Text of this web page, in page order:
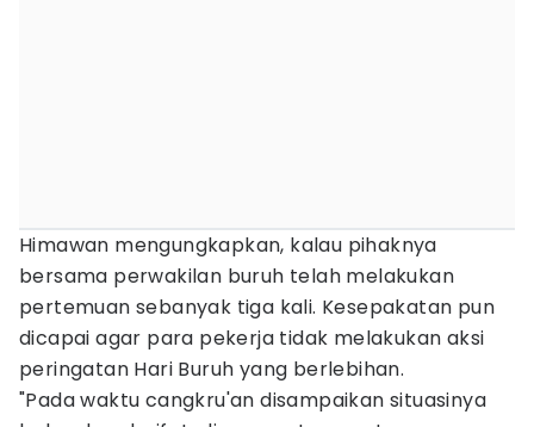
Himawan mengungkapkan, kalau pihaknya
bersama perwakilan buruh telah melakukan
pertemuan sebanyak tiga kali. Kesepakatan pun
dicapai agar para pekerja tidak melakukan aksi
peringatan Hari Buruh yang berlebihan.
"Pada waktu cangkru'an disampaikan situasinya